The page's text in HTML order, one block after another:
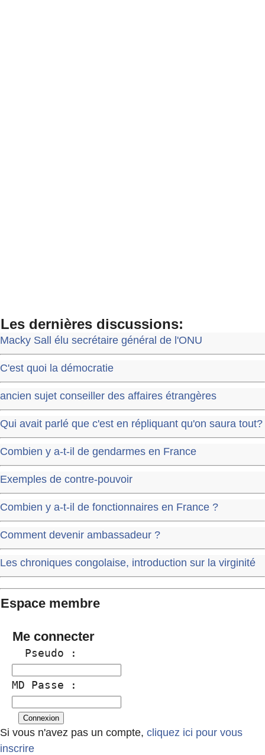
Les dernières discussions:
Macky Sall élu secrétaire général de l'ONU
C'est quoi la démocratie
ancien sujet conseiller des affaires étrangères
Qui avait parlé que c'est en répliquant qu'on saura tout?
Combien y a-t-il de gendarmes en France
Exemples de contre-pouvoir
Combien y a-t-il de fonctionnaires en France ?
Comment devenir ambassadeur ?
Les chroniques congolaise, introduction sur la virginité
Espace membre
Me connecter
  Pseudo :
MD Passe :
Si vous n'avez pas un compte, cliquez ici pour vous
inscrire